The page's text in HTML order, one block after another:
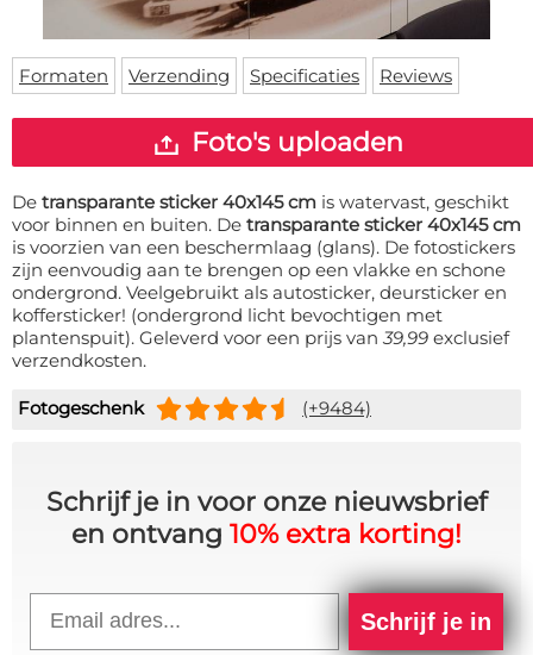
Vloermat
Skateboard deck
Levertijden
Inloggen
WhatsApp
Formaten Verzending Specificaties Reviews
Foto's uploaden
De transparante sticker 40x145 cm is watervast, geschikt
voor binnen en buiten. De transparante sticker 40x145 cm
is voorzien van een beschermlaag (glans). De fotostickers
zijn eenvoudig aan te brengen op een vlakke en schone
ondergrond. Veelgebruikt als autosticker, deursticker en
koffersticker! (ondergrond licht bevochtigen met
plantenspuit). Geleverd voor een prijs van39,99 exclusief
verzendkosten.
Fotogeschenk (+9484)
Schrijf je in voor onze nieuwsbrief
en ontvang 10% extra korting!
Schrijf je in